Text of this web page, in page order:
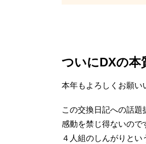
ついにDXの本
本年もよろしくお願い
この交換日記への話
感動を禁じ得ないので
４人組のしんがりと